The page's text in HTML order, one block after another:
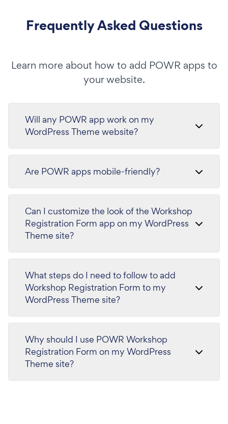
Frequently Asked Questions
Learn more about how to add POWR apps to
your website.
Will any POWR app work on my
WordPress Theme website?
Are POWR apps mobile-friendly?
Can I customize the look of the Workshop
Registration Form app on my WordPress
Theme site?
What steps do I need to follow to add
Workshop Registration Form to my
WordPress Theme site?
Why should I use POWR Workshop
Registration Form on my WordPress
Theme site?